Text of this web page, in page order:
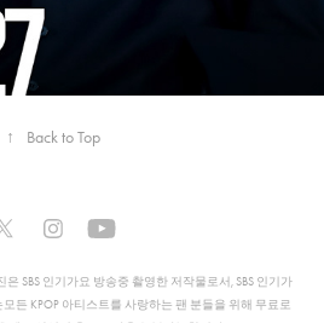
↑ Back to Top
SBS 인기가요 방송중 촬영한 저작물로서, SBS 인기가
든 KPOP 아티스트를 사랑하는 팬 분들을 위해 무료로